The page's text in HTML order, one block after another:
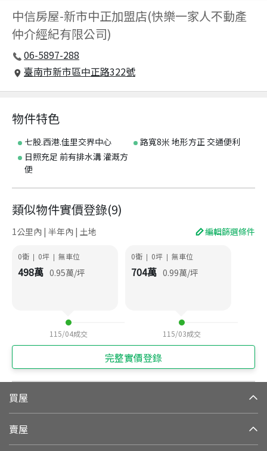
中信房屋-新市中正加盟店(快樂一家人不動產
仲介經紀有限公司)
06-5897-288
臺南市新市區中正路322號
物件特色
七股.西港.佳里交界中心
路寬8米 地形方正 交通便利
日照充足 前有排水溝 灌溉方
便
類似物件實價登錄(9)
1公里內 | 半年內 | 土地 編輯篩選條件
0衛 | 0坪 | 無車位
498萬 0.95萬/坪
115/04成交
0衛 | 0坪 | 無車位
704萬 0.99萬/坪
115/03成交
完整實價登錄
買屋
賣屋